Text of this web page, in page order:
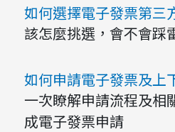
如何選擇電子發票第三
該怎麼挑選，會不會踩
如何申請電子發票及上
一次瞭解申請流程及相
成電子發票申請